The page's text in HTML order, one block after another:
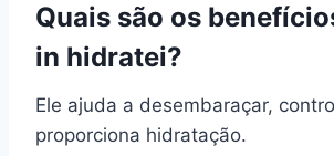
Quais são os
in hidratei?
Ele ajuda a desembaraçar,
proporciona hidratação.